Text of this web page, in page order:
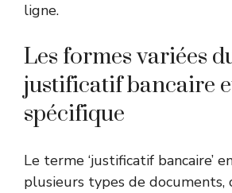
ligne.
Les formes variées
justificatif bancaire
spécifique
Le terme ‘justificatif bancaire’
plusieurs types de documents,